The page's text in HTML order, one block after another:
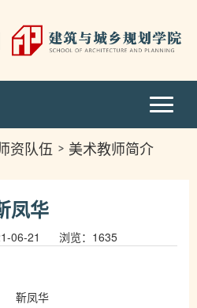
资队伍 美术教师简介
凤华
06-21 浏览： 1635
靳凤华